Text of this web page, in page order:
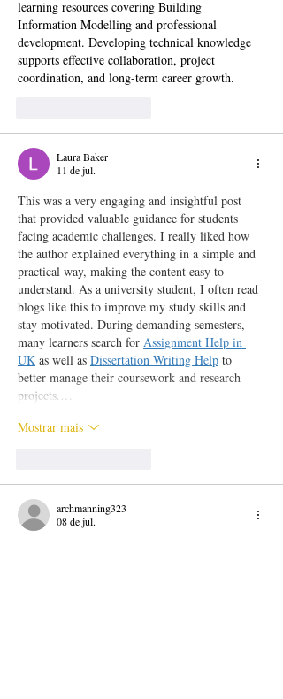
learning resources covering Building
Information Modelling and professional
development. Developing technical knowledge
supports effective collaboration, project
coordination, and long-term career growth.
Laura Baker
11 de jul.
This was a very engaging and insightful post
that provided valuable guidance for students
facing academic challenges. I really liked how
the author explained everything in a simple and
practical way, making the content easy to
understand. As a university student, I often read
blogs like this to improve my study skills and
stay motivated. During demanding semesters,
many learners search for Assignment Help in
UK as well as Dissertation Writing Help to
better manage their coursework and research
projects.…
Mostrar mais
archmanning323
08 de jul.